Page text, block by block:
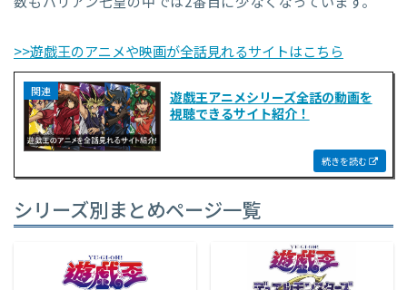
>>遊戯王のアニメや映画が全話見れるサイトはこちら
遊戯王アニメシリーズ全話の動画を
視聴できるサイト紹介！
シリーズ別まとめページ一覧